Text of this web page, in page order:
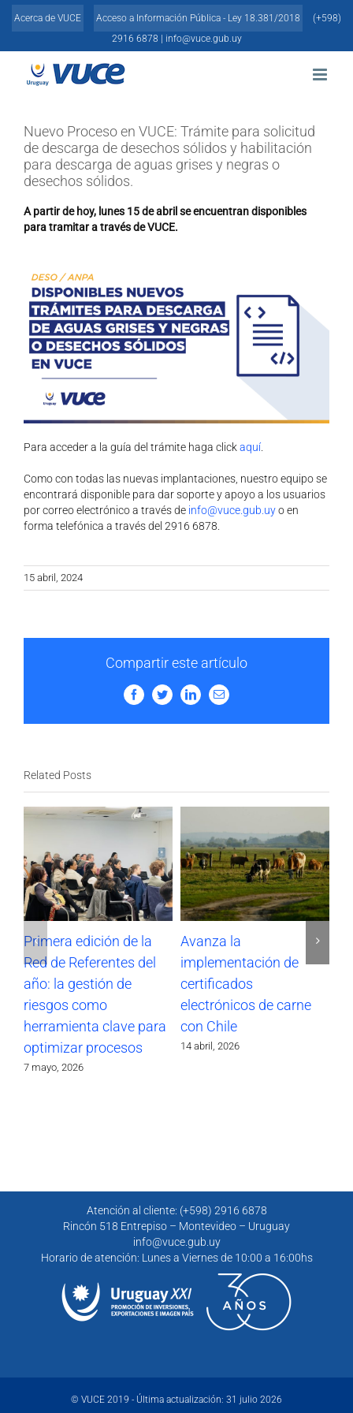
Skip
Acerca de VUCE Acceso a Información Pública - Ley 18.381/2018
(+598)
2916 6878 |
info@vuce.gub.uy
Nuevo Proceso en VUCE: Trámite para solicitud
de descarga de desechos sólidos y habilitación
para descarga de aguas grises y negras o
desechos sólidos.
A partir de hoy, lunes 15 de abril se encuentran disponibles
para tramitar a través de VUCE.
Para acceder a la guía del trámite haga clickaquí.
Como con todas las nuevas implantaciones, nuestro equipo se
encontrará disponible para dar soporte y apoyo a los usuarios
por correo electrónico a través de info@vuce.gub.uyo en
forma telefónica a través del 2916 6878.
15 abril, 2024
Compartir este artículo
FacebookTwitterLinkedInEmail
Related Posts
Primera edición de la
Red de Referentes del
año: la gestión de
riesgos como
herramienta clave para
optimizar procesos
7 mayo, 2026
Avanza la
implementación de
certificados
electrónicos de carne
con Chile
14 abril, 2026
Atención al cliente: (+598) 2916 6878
Rincón 518 Entrepiso – Montevideo – Uruguay
info@vuce.gub.uy
Horario de atención: Lunes a Viernes de 10:00 a 16:00hs
© VUCE 2019 - Última actualización: 31 julio 2026